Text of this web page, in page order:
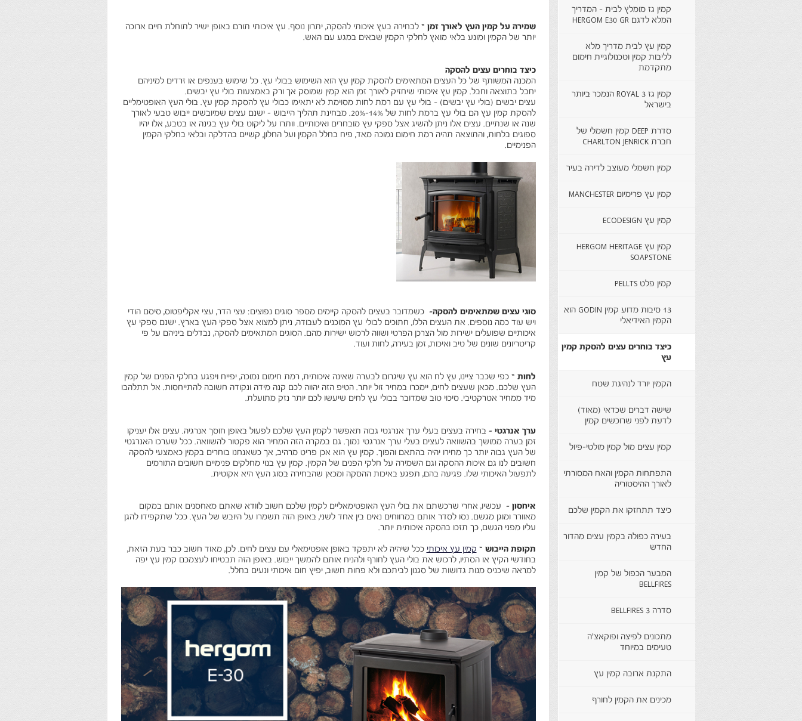
שמירה על קמין העץ לאורך זמן – לבחירה בעץ איכותי להסקה, יתרון נוסף. עץ איכותי תורם באופן ישיר לתוחלת חיים ארוכה
יותר של הקמין ומונע בלאי מואץ לחלקי הקמין שבאים במגע עם האש.
כיצד בוחרים עצים להסקה
המכנה המשותף של כל העצים המתאימים להסקת קמין עץ הוא השימוש בבולי עץ. כל שימוש בענפים או זרדים למיניהם
יחבל בתוצאה וחבל. קמין עץ איכותי שיחזיק לאורך זמן הוא קמין שמוסק אך ורק באמצעות בולי עץ יבשים.
עצים יבשים (בולי עץ יבשים) - בולי עץ עם רמת לחות מסוימת לא יתאימו כבולי עץ להסקת קמין עץ. בולי העץ האופטימליים
להסקת קמין עץ הם בולי עץ ברמת לחות של 14%-20%. מבחינת תהליך הייבוש - ישנם עצים שמיובשים ייבוש טבעי לאורך
שנה או שנתיים. עצים אלו ניתן להשיג אצל ספקי עץ מובחרים ואיכותיים. וותרו על ליקוט בולי עץ בגינה או בטבע, אלו יהיו
ספוגים בלחות, והתוצאה תהיה רמת חימום נמוכה מאד, פיח בחלל הקמין ועל החלון, קשיים בהדלקה ובלאי בחלקי הקמין
הפנימיים.
סוגי עצים שמתאימים להסקה- כשמדובר בעצים להסקה קיימים מספר סוגים נפוצים: עצי הדר, עצי אקליפטוס, סיסם הודי
ויש עוד כמה נוספים. את העצים הללו, חתוכים לבולי עץ המוכנים לעבודה, ניתן למצוא אצל ספקי העץ בארץ. ישנם ספקי עץ
איכותיים שפועלים ישירות מול הצרכן הפרטי ושווה לרכוש ישירות מהם. הסוגים המתאימים להסקה, נבדלים ביניהם על פי
קריטריונים שונים של טיב ואיכות, זמן בעירה, לחות ועוד.
לחות – כפי שכבר ציינו, עץ לח הוא עץ שיגרום לבערה שאינה איכותית, רמת חימום נמוכה, יפייח ויפגע בחלקי הפנים של קמין
העץ שלכם. מכאן שעצים לחים, יימכרו במחיר זול יותר. הטיפ הזה יהווה לכם קנה מידה ונקודה חשובה להתייחסות. אל תתלהבו
מיד ממחיר אטרקטיבי. סיכוי טוב שמדובר בבולי עץ לחים שיעשו לכם יותר נזק מתועלת.
ערך אנרגטי - בחירה בעצים בעלי ערך אנרגטי גבוה תאפשר לקמין העץ שלכם לפעול באופן חוסך אנרגיה. עצים אלו יעניקו
זמן בערה ממושך בהשוואה לעצים בעלי ערך אנרגטי נמוך. גם במקרה הזה המחיר הוא פקטור להשוואה. ככל שערכו האנרגטי
של העץ גבוה יותר כך מחירו יהיה בהתאם והפוך. קמין עץ הוא אכן פריט מרהיב, אך כשאנחנו בוחרים בקמין כאמצעי להסקה
חשובים לנו גם איכות ההסקה וגם השמירה על חלקי הפנים של הקמין. קמין עץ בנוי מחלקים פנימיים חשובים התורמים
לתפעול האיכותי שלו. פגיעה בהם, תפגע באיכות ההסקה ומכאן שהבחירה בסוג העץ היא אקוטית.
איחסון - עכשיו, אחרי שרכשתם את בולי העץ האופטימאליים לקמין שלכם חשוב לוודא שאתם מאחסנים אותם במקום
מאוורר ומוגן מגשם. נסו לסדר אותם במרווחים נאים בין אחד לשני, באופן הזה תשמרו על היובש של העץ. ככל שתקפידו להגן
עליו מפני הגשם, כך תזכו בהסקה איכותית יותר.
תקופת הייבוש – קמין עץ איכותי ככל שיהיה לא יתפקד באופן אופטימאלי עם עצים לחים. לכן, מאוד חשוב כבר בעת הזאת,
בחודשי הקיץ או הסתיו, לרכוש את בולי העץ לחורף ולהניח אותם להמשך ייבוש. באופן הזה תבטיחו לעצמכם קמין עץ יפה
למראה שיכניס מנות גדושות של סגנון לביתכם ולא פחות חשוב, יפיץ חום איכותי ונעים בחלל.
קמין גז מומלץ לבית - המדריך
המלא לדגם HERGOM E30 GR
קמין עץ לבית מדריך מלא
לליבות קמין וטכנולוגיית חימום
מתקדמת
קמין גז ROYAL 3 הנמכר ביותר
בישראל
סדרת DEEP קמין חשמלי של
חברת CHARLTON JENRICK
קמין חשמלי מעוצב לדירה בעיר
קמין עץ פרימיום MANCHESTER
קמין עץ ECODESIGN
קמין עץ HERGOM HERITAGE
SOAPSTONE
קמין פלט PELLTS
13 סיבות מדוע קמין GODIN הוא
הקמין האידיאלי
כיצד בוחרים עצים להסקת קמין
עץ
הקמין יורד לנהיגת שטח
שישה דברים שכדאי (מאוד)
לדעת לפני שרוכשים קמין
קמין עצים מול קמין מולטי-פיול
התפתחות הקמין והאח המסורתי
לאורך ההיסטוריה
כיצד תתחזקו את הקמין שלכם
בעירה כפולה בקמין עצים מהדור
החדש
המבער הכפול של קמין
BELLFIRES
סדרה 3 BELLFIRES
מתכונים לפיצה ופוקאצ'ה
טעימים במיוחד
התקנת ארובה קמין עץ
מכינים את הקמין לחורף